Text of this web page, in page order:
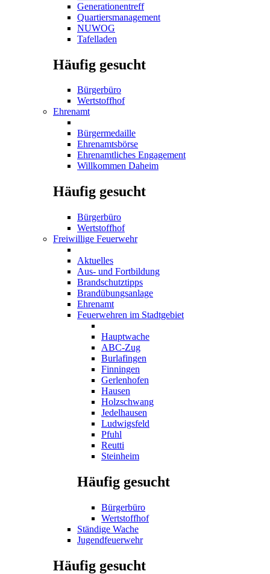
Generationentreff
Quartiersmanagement
NUWOG
Tafelladen
Häufig gesucht
Bürgerbüro
Wertstoffhof
Ehrenamt
Bürgermedaille
Ehrenamtsbörse
Ehrenamtliches Engagement
Willkommen Daheim
Häufig gesucht
Bürgerbüro
Wertstoffhof
Freiwillige Feuerwehr
Aktuelles
Aus- und Fortbildung
Brandschutztipps
Brandübungsanlage
Ehrenamt
Feuerwehren im Stadtgebiet
Hauptwache
ABC-Zug
Burlafingen
Finningen
Gerlenhofen
Hausen
Holzschwang
Jedelhausen
Ludwigsfeld
Pfuhl
Reutti
Steinheim
Häufig gesucht
Bürgerbüro
Wertstoffhof
Ständige Wache
Jugendfeuerwehr
Häufig gesucht